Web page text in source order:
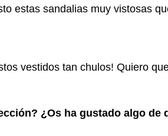
estas sandalias muy vistosas
vestidos tan chulos! Quiero
¿Os ha gustado algo de